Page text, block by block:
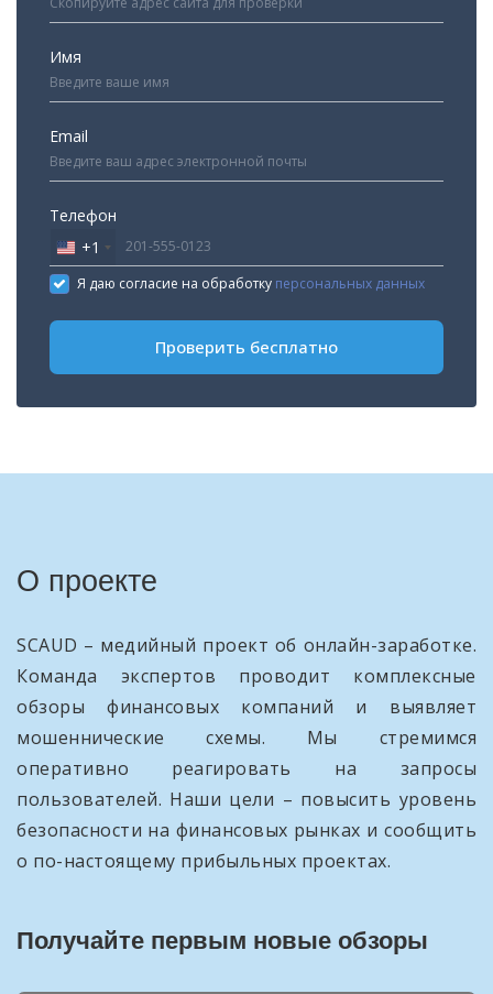
Имя
Email
Телефон
United
States
+1
+1
Я даю согласие на обработку персональных данных
Проверить бесплатно
О проекте
SCAUD – медийный проект об онлайн-заработке.
Команда экспертов проводит комплексные
обзоры финансовых компаний и выявляет
мошеннические схемы. Мы стремимся
оперативно реагировать на запросы
пользователей. Наши цели – повысить уровень
безопасности на финансовых рынках и сообщить
о по-настоящему прибыльных проектах.
Получайте первым новые обзоры